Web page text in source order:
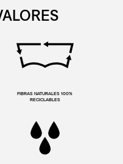
FIBRAS NATURALES 100%
RECICLABLES